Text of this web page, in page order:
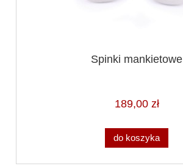
Spinki mankietowe
189,00 zł
do koszyka